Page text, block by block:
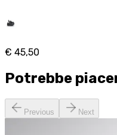
€ 45,50
Potrebbe
Previous Next